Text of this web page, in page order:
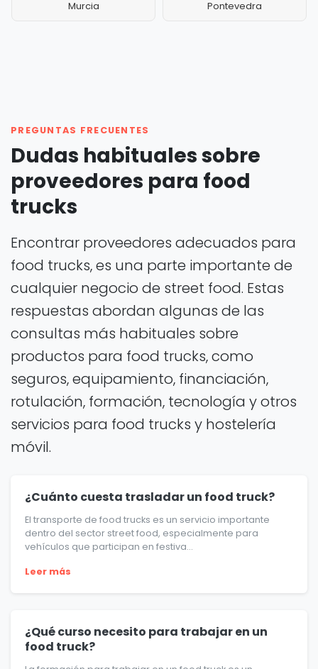
Murcia Pontevedra
PREGUNTAS FRECUENTES
Dudas habituales sobre
proveedores para food
trucks
Encontrar proveedores adecuados para
food trucks, es una parte importante de
cualquier negocio de street food. Estas
respuestas abordan algunas de las
consultas más habituales sobre
productos para food trucks, como
seguros, equipamiento, financiación,
rotulación, formación, tecnología y otros
servicios para food trucks y hostelería
móvil.
¿Cuánto cuesta trasladar un food truck?
El transporte de food trucks es un servicio importante
dentro del sector street food, especialmente para
vehículos que participan en festiva...
Leer más
¿Qué curso necesito para trabajar en un
food truck?